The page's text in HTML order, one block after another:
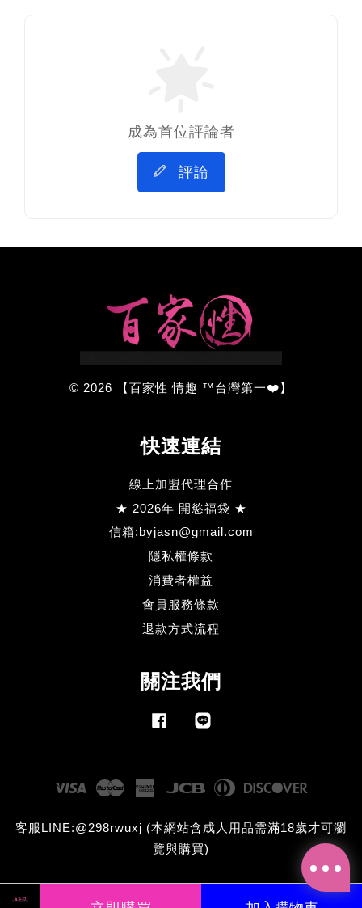
成為首位評論者
評論
© 2026 【百家性 情趣 ™台灣第一❤️】
快速連結
線上加盟代理合作
★ 2026年 開慾福袋 ★
信箱:byjasn@gmail.com
隱私權條款
消費者權益
會員服務條款
退款方式流程
關注我們
Facebook
Visa Master AmericanJCB
Diners
客服LINE:@298rwuxj (本網站含成人用品需滿18歲才可瀏
覽與購買)